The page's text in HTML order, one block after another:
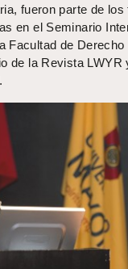
fueron parte de los
en el Seminario
Facultad de Derecho
de la Revista LWYR